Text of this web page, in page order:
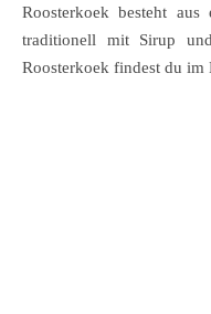
Roosterkoek besteht
traditionell mit Sirup
Roosterkoek findest du im